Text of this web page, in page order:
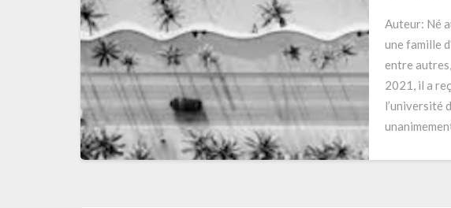
survis »
(RLE2024)
336
pages
Auteur: Né
une famille
entre
2021, il a
l’université